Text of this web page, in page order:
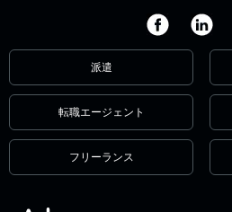
派遣
転職エージェント
フリーランス